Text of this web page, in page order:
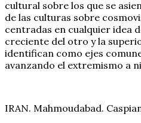
cultural sobre los que se
de las culturas sobre
centradas en cualquier idea
creciente del otro y la
identifican como ejes
avanzando el extremismo a
IRAN. Mahmoudabad.